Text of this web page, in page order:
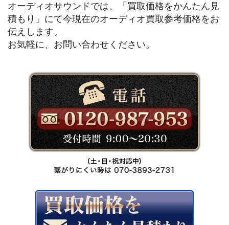
オーディオサウンドでは、「買取価格をかんたん見
積もり」にて今現在のオーディオ買取参考価格をお
伝えします。
お気軽に、お問い合わせください。